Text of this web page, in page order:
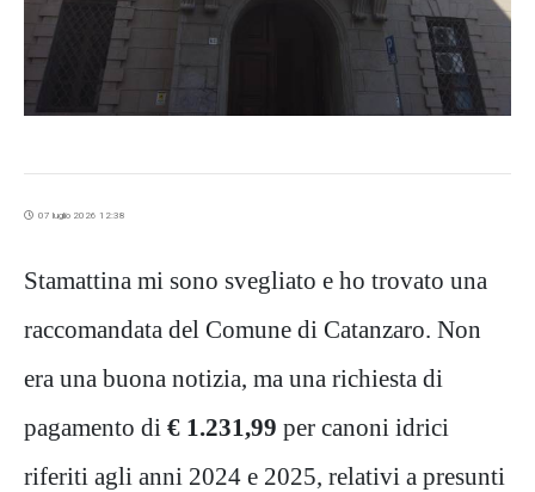
07 luglio 2026 12:38
Stamattina mi sono svegliato e ho trovato una
raccomandata del Comune di Catanzaro. Non
era una buona notizia, ma una richiesta di
pagamento di € 1.231,99 per canoni idrici
riferiti agli anni 2024 e 2025, relativi a presunti